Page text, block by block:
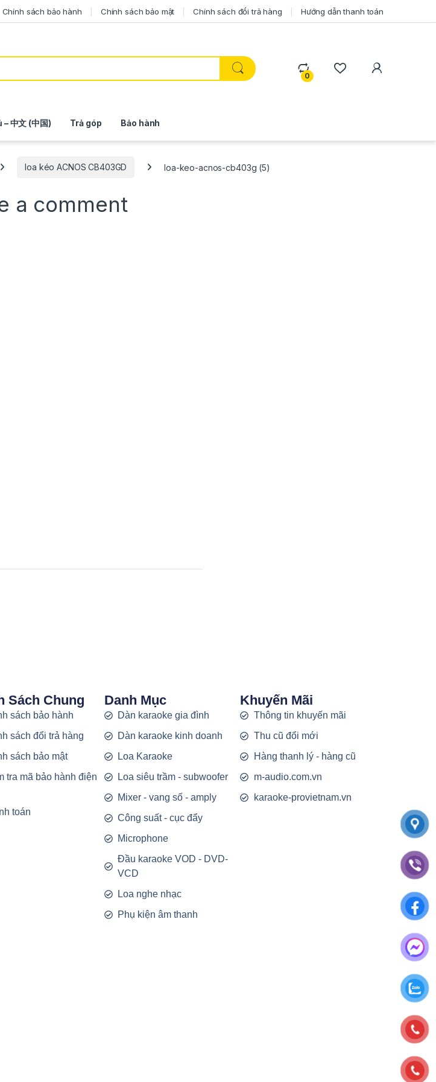
Chính sách bảo hành Chính sách bảo mật Chính sách đổi trả hàng Hướng dẫn thanh toán
0
中文 (中国) Trả góp Bảo hành
loa kéo ACNOS CB403GD loa-keo-acnos-cb403g (5)
a comment
Sách Chung
sách bảo hành
sách đổi trả hàng
sách bảo mật
tra mã bảo hành điện
toán
Danh Mục
Dàn karaoke gia đình
Dàn karaoke kinh doanh
Loa Karaoke
Loa siêu trầm - subwoofer
Mixer - vang số - amply
Công suất - cục đẩy
Microphone
Đầu karaoke VOD - DVD-
VCD
Loa nghe nhạc
Phụ kiện âm thanh
Khuyến Mãi
Thông tin khuyến mãi
Thu cũ đổi mới
Hàng thanh lý - hàng cũ
m-audio.com.vn
karaoke-provietnam.vn